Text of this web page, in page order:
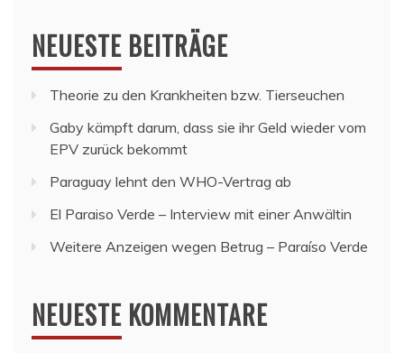
NEUESTE BEITRÄGE
Theorie zu den Krankheiten bzw. Tierseuchen
Gaby kämpft darum, dass sie ihr Geld wieder vom
EPV zurück bekommt
Paraguay lehnt den WHO-Vertrag ab
El Paraiso Verde – Interview mit einer Anwältin
Weitere Anzeigen wegen Betrug – Paraíso Verde
NEUESTE KOMMENTARE